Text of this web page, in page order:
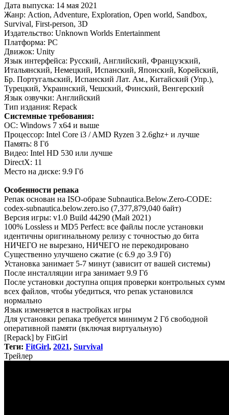
Дата выпуска: 14 мая 2021
Жанр: Action, Adventure, Exploration, Open world, Sandbox,
Survival, First-person, 3D
Издательство: Unknown Worlds Entertainment
Платформа: PC
Движок: Unity
Язык интерфейса: Русский, Английский, Французский,
Итальянский, Немецкий, Испанский, Японский, Корейский,
Бр. Португальский, Испанский Лат. Ам., Китайский (Упр.),
Турецкий, Украинский, Чешский, Финский, Венгерский
Язык озвучки: Английский
Тип издания: Repack
Системные требования:
ОС: Windows 7 x64 и выше
Процессор: Intel Core i3 / AMD Ryzen 3 2.6ghz+ и лучше
Память: 8 Гб
Видео: Intel HD 530 или лучше
DirectX: 11
Место на диске: 9.9 Гб
Особенности репака
Репак основан на ISO-образе Subnautica.Below.Zero-CODE:
codex-subnautica.below.zero.iso (7,377,879,040 байт)
Версия игры: v1.0 Build 44290 (Май 2021)
100% Lossless и MD5 Perfect: все файлы после установки
идентичны оригинальному релизу с точностью до бита
НИЧЕГО не вырезано, НИЧЕГО не перекодировано
Существенно улучшено сжатие (с 6.9 до 3.9 Гб)
Установка занимает 5-7 минут (зависит от вашей системы)
После инсталляции игра занимает 9.9 Гб
После установки доступна опция проверки контрольных сумм
всех файлов, чтобы убедиться, что репак установился
нормально
Язык изменяется в настройках игры
Для установки репака требуется минимум 2 Гб свободной
оперативной памяти (включая виртуальную)
[Repack] by FitGirl
Теги: FitGirl, 2021, Survival
Трейлер